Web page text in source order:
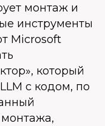
монтаж и
инструменты
Microsoft
который
с кодом, по